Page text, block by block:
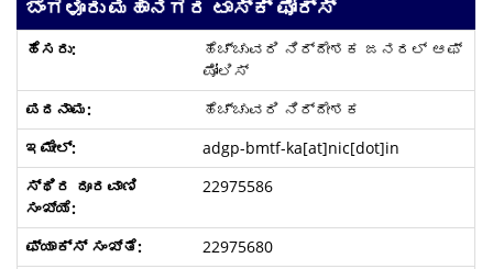
ಬೆಂಗಳೂರು ಮಹಾನಗರ ಟಾಸ್ಕ್ ಫೋರ್ಸ್
ಹೆಚ್ಚುವರಿ ನಿರ್ದೇಶಕ ಜನರಲ್ ಆಫ್
ಪೋಲಿಸ್
ಹೆಚ್ಚುವರಿ ನಿರ್ದೇಶಕ
adgp-bmtf-ka[at]nic[dot]in
22975586
22975680